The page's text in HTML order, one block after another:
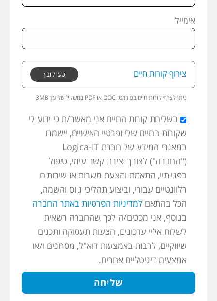
אימייל
צירוף קורות חיים טען קובץ
ניתן לצרף קורות חיים בפורמט: 3MB במשקל של עד PDF או DOC
בשליחת קורות החיים אני מאשר/ת כי ידוע לי
שקורות החיים שלי ופרטיי האישיים, יישמרו
במאגרי המידע של חברת Logica-IT
("החברה") לצורך יצירת קשר עימי, טיפול
בפניותיי, התאמת והצעת משרות או שירותים
רלוונטיים עבורי, וביצוע תהליכי גיוס והשמה,
הכל בהתאם למדיניות הפרטיות באתר החברה
בנוסף, אני מסכים/ה לכך שהחברה רשאית
לשלוח אליי עדכונים, הצעות תעסוקה ותכנים
שיווקיים, לרבות באמצעות דוא"ל, מסרונים ו/או
אמצעים דיגיטליים אחרים.